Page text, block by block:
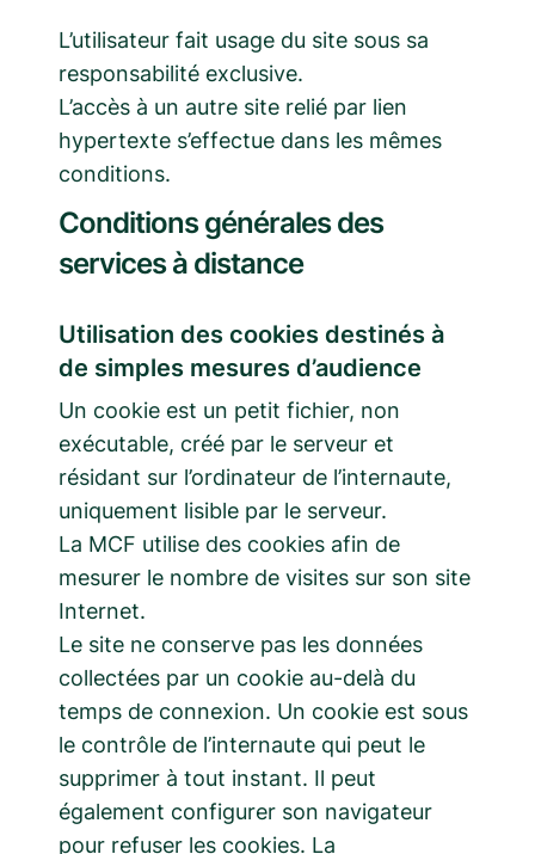
L’utilisateur fait usage du site sous sa
responsabilité exclusive.
L’accès à un autre site relié par lien
hypertexte s’effectue dans les mêmes
conditions.
Conditions générales des
services à distance
Utilisation des cookies destinés à
de simples mesures d’audience
Un cookie est un petit fichier, non
exécutable, créé par le serveur et
résidant sur l’ordinateur de l’internaute,
uniquement lisible par le serveur.
La MCF utilise des cookies afin de
mesurer le nombre de visites sur son site
Internet.
Le site ne conserve pas les données
collectées par un cookie au-delà du
temps de connexion. Un cookie est sous
le contrôle de l’internaute qui peut le
supprimer à tout instant. Il peut
également configurer son navigateur
pour refuser les cookies. La